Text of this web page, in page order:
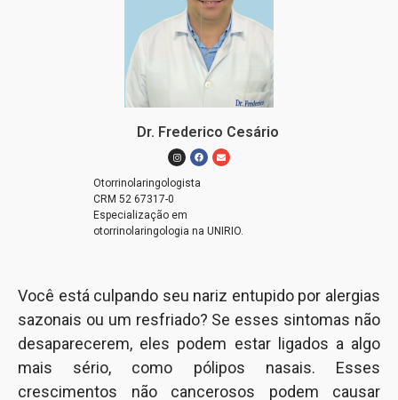
Dr. Frederico Cesário
Otorrinolaringologista
CRM 52 67317-0
Especialização em
otorrinolaringologia na UNIRIO.
Você está culpando seu nariz entupido por alergias
sazonais ou um resfriado? Se esses sintomas não
desaparecerem, eles podem estar ligados a algo
mais sério, como pólipos nasais. Esses
crescimentos não cancerosos podem causar